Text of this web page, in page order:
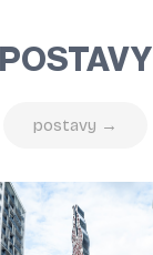
POSTAVY
postavy →